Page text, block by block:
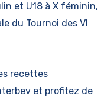
et U18 à X féminin,
du Tournoi des VI
recettes
et profitez de